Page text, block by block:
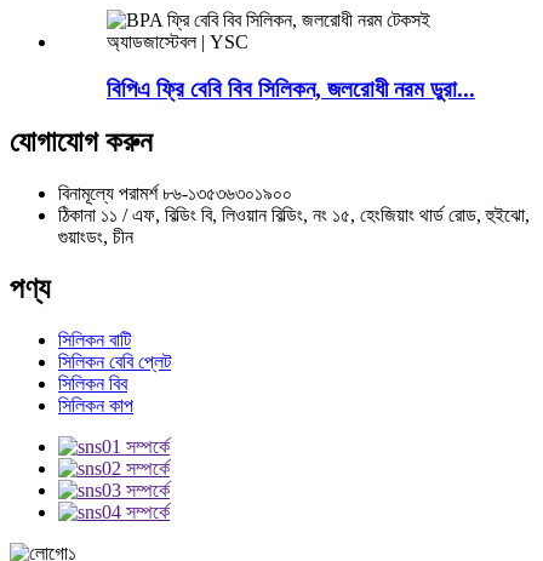
বিপিএ ফ্রি বেবি বিব সিলিকন, জলরোধী নরম ডুরা...
যোগাযোগ করুন
বিনামূল্যে পরামর্শ ৮৬-১৩৫৩৬৩০১৯০০
ঠিকানা ১১ / এফ, বিল্ডিং বি, লিওয়ান বিল্ডিং, নং ১৫, হেংজিয়াং থার্ড রোড, হুইঝো,
গুয়াংডং, চীন
পণ্য
সিলিকন বাটি
সিলিকন বেবি প্লেট
সিলিকন বিব
সিলিকন কাপ